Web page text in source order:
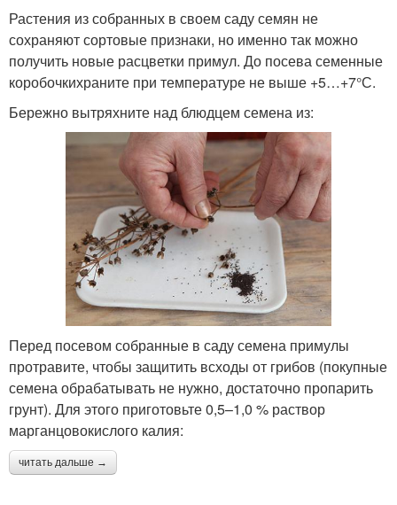
Растения из собранных в своем саду семян не
сохраняют сортовые признаки, но именно так можно
получить новые расцветки примул. До посева семенные
коробочкихраните при температуре не выше +5…+7°С.
Бережно вытряхните над блюдцем семена из:
Перед посевом собранные в саду семена примулы
протравите, чтобы защитить всходы от грибов (покупные
семена обрабатывать не нужно, достаточно пропарить
грунт). Для этого приготовьте 0,5–1,0 % раствор
марганцовокислого калия:
читать дальше →